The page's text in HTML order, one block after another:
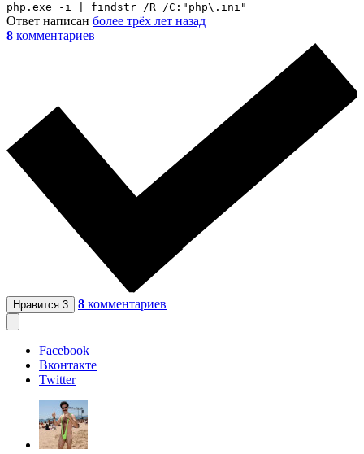
php.exe -i | findstr /R /C:"php\.ini"
Ответ написан более трёх лет назад
8 комментариев
Нравится 3 8 комментариев
Facebook
Вконтакте
Twitter